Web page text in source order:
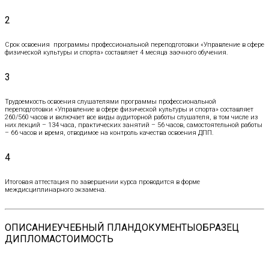
2
Срок освоения программы профессиональной переподготовки «Управление в сфере
физической культуры и спорта» составляет 4 месяца заочного обучения.
3
Трудоемкость освоения слушателями программы профессиональной
переподготовки «Управление в сфере физической культуры и спорта» составляет
260/560 часов и включает все виды аудиторной работы слушателя, в том числе из
них лекций – 134 часа, практических занятий – 56 часов, самостоятельной работы
– 66 часов и время, отводимое на контроль качества освоения ДПП.
4
Итоговая аттестация по завершении курса проводится в форме
междисциплинарного экзамена.
ОПИСАНИЕУЧЕБНЫЙ ПЛАНДОКУМЕНТЫОБРАЗЕЦ
ДИПЛОМАСТОИМОСТЬ